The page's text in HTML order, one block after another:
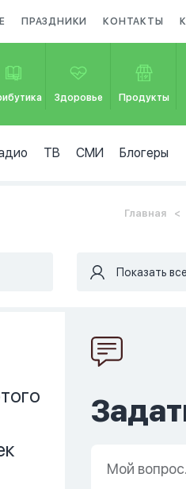
ПРАЗДНИКИ КОНТАКТЫ
Здоровье Продукты
ТВ СМИ Блогеры
Главная
Показать